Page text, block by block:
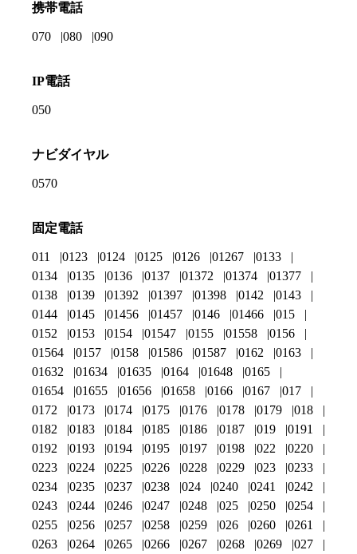
携帯電話
070 080 090
IP電話
050
ナビダイヤル
0570
固定電話
011 0123 0124 0125 0126 01267
0133
0134
0135 0136 0137 01372 01374
01377
0138
0139 01392 01397 01398 0142
0143
0144
0145 01456 01457 0146 01466
015
0152
0153 0154 01547 0155 01558
0156
01564
0157 0158 01586 01587 0162
0163
01632
01634 01635 0164 01648
0165
01654
01655 01656 01658 0166 0167
017
0172
0173 0174 0175 0176 0178 0179
018
0182
0183 0184 0185 0186 0187 019
0191
0192
0193 0194 0195 0197 0198 022
0220
0223
0224 0225 0226 0228 0229 023
0233
0234
0235 0237 0238 024 0240 0241
0242
0243
0244 0246 0247 0248 025 0250
0254
0255
0256 0257 0258 0259 026 0260
0261
0263
0264 0265 0266 0267 0268 0269 027